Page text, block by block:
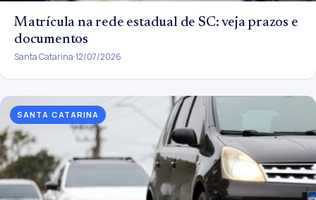
Matrícula na rede estadual de SC: veja prazos e
documentos
Santa Catarina 12/07/2026
SANTA CATARINA